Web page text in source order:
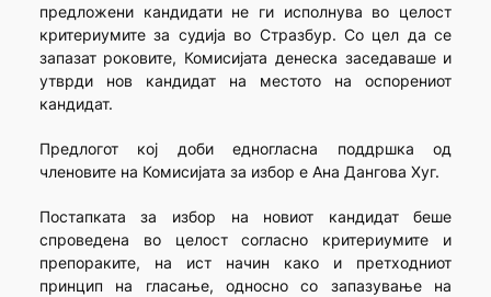
предложени кандидати не ги исполнува во целост
критериумите за судија во Стразбур. Со цел да се
запазат роковите, Комисијата денеска заседаваше и
утврди нов кандидат на местото на оспорениот
кандидат.
Предлогот кој доби едногласна поддршка од
членовите на Комисијата за избор е Ана Дангова Хуг.
Постапката за избор на новиот кандидат беше
спроведена во целост согласно критериумите и
препораките, на ист начин како и претходниот
принцип на гласање, односно со запазување на